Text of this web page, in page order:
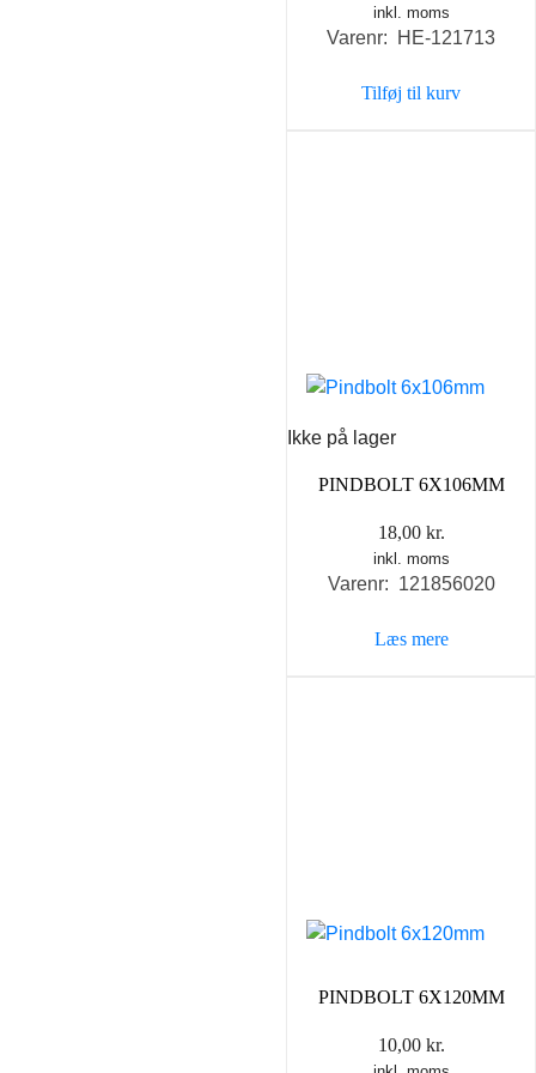
oprindelige
pris
99,00 kr..
pris
inkl. moms
Varenr: HE-121713
Tilføj til kurv
Ikke på lager
PINDBOLT 6X106MM
18,00 kr.
inkl. moms
Varenr: 121856020
Læs mere
PINDBOLT 6X120MM
10,00 kr.